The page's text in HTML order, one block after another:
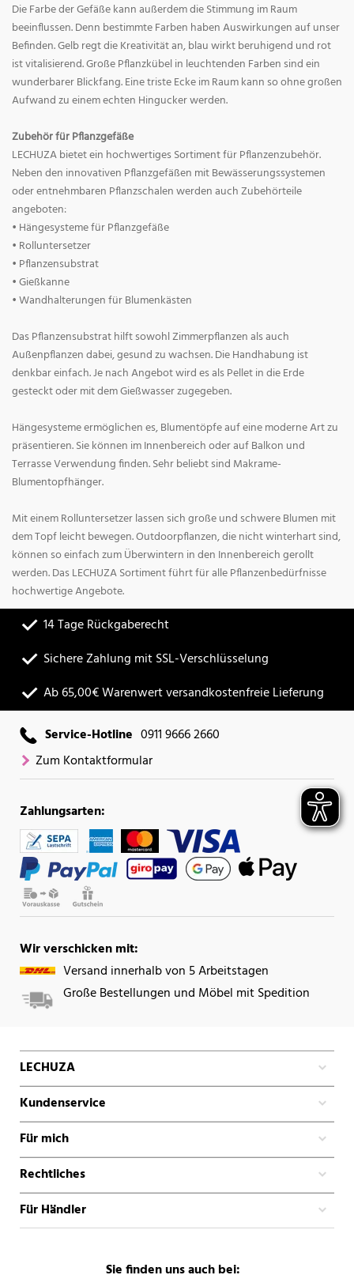
Die Farbe der Gefäße kann außerdem die Stimmung im Raum
beeinflussen. Denn bestimmte Farben haben Auswirkungen auf unser
Befinden. Gelb regt die Kreativität an, blau wirkt beruhigend und rot
ist vitalisierend. Große Pflanzkübel in leuchtenden Farben sind ein
wunderbarer Blickfang. Eine triste Ecke im Raum kann so ohne großen
Aufwand zu einem echten Hingucker werden.
Zubehör für Pflanzgefäße
LECHUZA bietet ein hochwertiges Sortiment für Pflanzenzubehör.
Neben den innovativen Pflanzgefäßen mit Bewässerungssystemen
oder entnehmbaren Pflanzschalen werden auch Zubehörteile
angeboten:
• Hängesysteme für Pflanzgefäße
• Rolluntersetzer
• Pflanzensubstrat
• Gießkanne
• Wandhalterungen für Blumenkästen
Das Pflanzensubstrat hilft sowohl Zimmerpflanzen als auch
Außenpflanzen dabei, gesund zu wachsen. Die Handhabung ist
denkbar einfach. Je nach Angebot wird es als Pellet in die Erde
gesteckt oder mit dem Gießwasser zugegeben.
Hängesysteme ermöglichen es, Blumentöpfe auf eine moderne Art zu
präsentieren. Sie können im Innenbereich oder auf Balkon und
Terrasse Verwendung finden. Sehr beliebt sind Makrame-
Blumentopfhänger.
Mit einem Rolluntersetzer lassen sich große und schwere Blumen mit
dem Topf leicht bewegen. Outdoorpflanzen, die nicht winterhart sind,
können so einfach zum Überwintern in den Innenbereich gerollt
werden. Das LECHUZA Sortiment führt für alle Pflanzenbedürfnisse
hochwertige Angebote.
14 Tage Rückgaberecht
Sichere Zahlung mit SSL-Verschlüsselung
Ab 65,00€ Warenwert versandkostenfreie Lieferung
Service-Hotline 0911 9666 2660
Zum Kontaktformular
Zahlungsarten:
Wir verschicken mit:
Versand innerhalb von 5 Arbeitstagen
Große Bestellungen und Möbel mit Spedition
LECHUZA
Kundenservice
Für mich
Rechtliches
Für Händler
Sie finden uns auch bei: